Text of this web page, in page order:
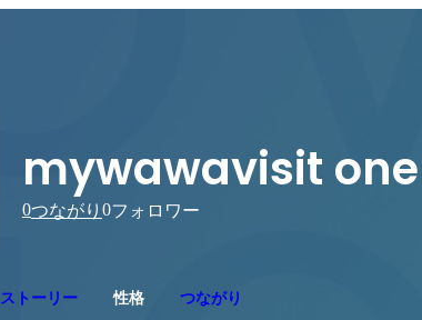
mywawavisit one
0つながり 0フォロワー
ストーリー 性格 つながり